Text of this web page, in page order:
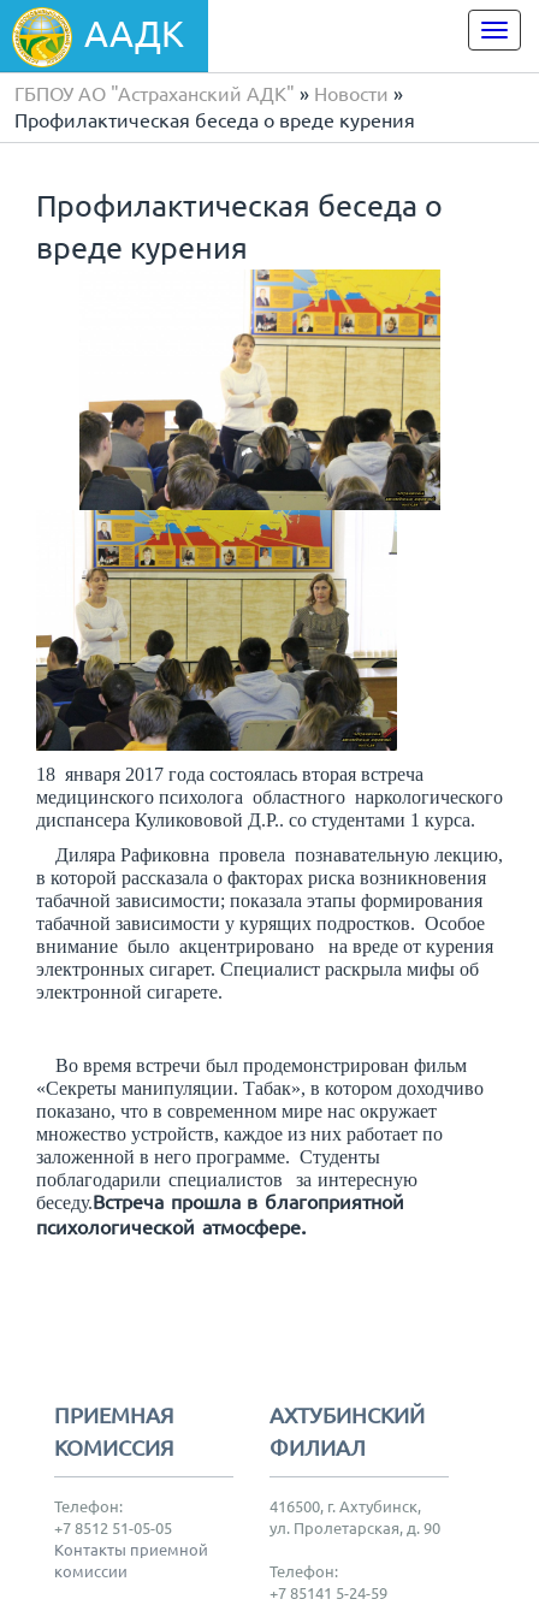
ААДК
ГБПОУ АО "Астраханский АДК" » Новости »
Профилактическая беседа о вреде курения
Профилактическая беседа о
вреде курения
18 января 2017 года состоялась вторая встреча
медицинского психолога областного наркологического
диспансера Куликововой Д.Р.. со студентами 1 курса.
Диляра Рафиковна провела познавательную лекцию,
в которой рассказала о факторах риска возникновения
табачной зависимости; показала этапы формирования
табачной зависимости у курящих подростков. Особое
внимание было акцентрировано на вреде от курения
электронных сигарет. Специалист раскрыла мифы об
электронной сигарете.
Во время встречи был продемонстрирован фильм
«Секреты манипуляции. Табак», в котором доходчиво
показано, что в современном мире нас окружает
множество устройств, каждое из них работает по
заложенной в него программе. Студенты
поблагодарили специалистов за интересную
беседу.Встреча прошла в благоприятной
психологической атмосфере.
ПРИЕМНАЯ
КОМИССИЯ
Телефон:
+7 8512 51-05-05
Контакты приемной
комиссии
АХТУБИНСКИЙ
ФИЛИАЛ
416500, г. Ахтубинск,
ул. Пролетарская, д. 90
Телефон:
+7 85141 5-24-59